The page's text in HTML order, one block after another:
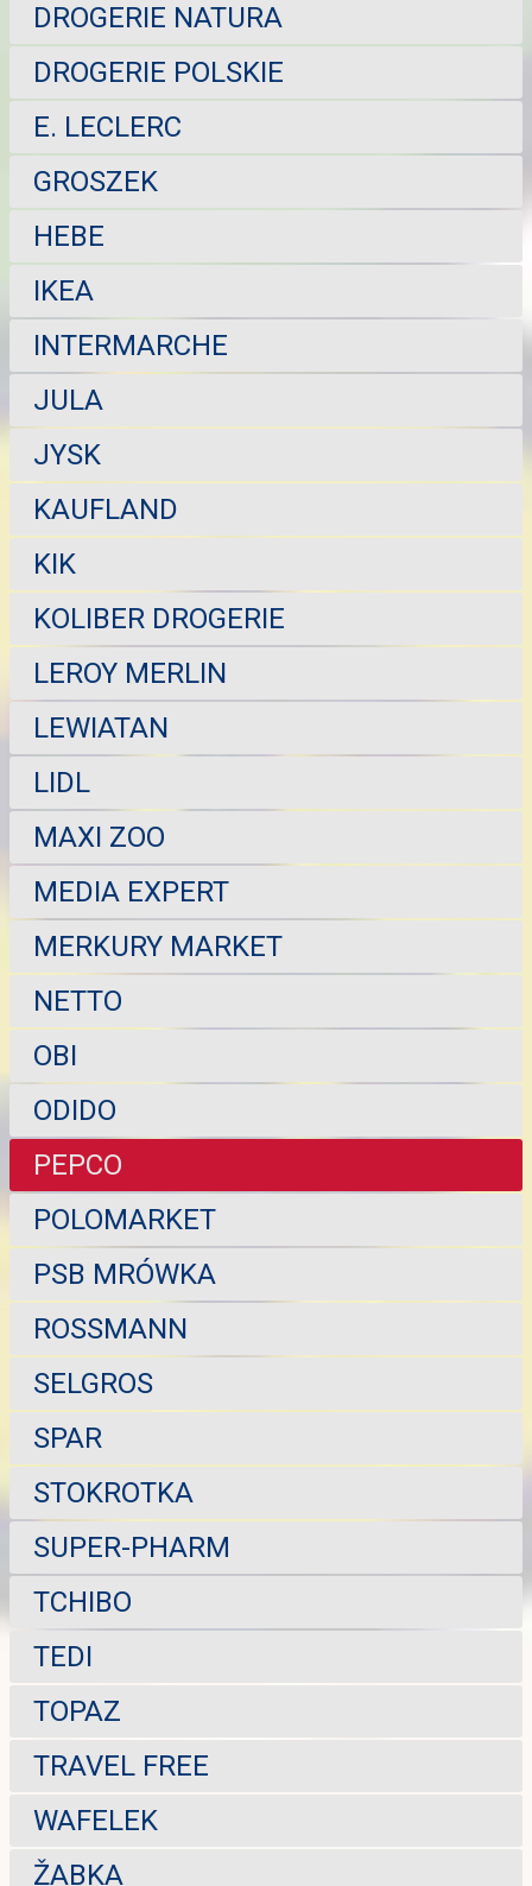
DROGERIE NATURA
DROGERIE POLSKIE
E. LECLERC
GROSZEK
HEBE
IKEA
INTERMARCHE
JULA
JYSK
KAUFLAND
KIK
KOLIBER DROGERIE
LEROY MERLIN
LEWIATAN
LIDL
MAXI ZOO
MEDIA EXPERT
MERKURY MARKET
NETTO
OBI
ODIDO
PEPCO
POLOMARKET
PSB MRÓWKA
ROSSMANN
SELGROS
SPAR
STOKROTKA
SUPER-PHARM
TCHIBO
TEDI
TOPAZ
TRAVEL FREE
WAFELEK
ŽABKA